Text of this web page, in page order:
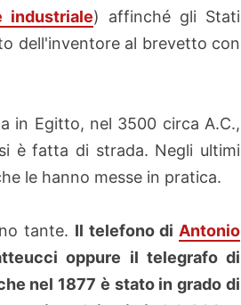
industriale) affinché gli Stati
dell'inventore al brevetto con
in Egitto, nel 3500 circa A.C.,
si è fatta di strada. Negli ultimi
le hanno messe in pratica.
tante. Il telefono di Antonio
oppure il telegrafo di
nel 1877 è stato in grado di